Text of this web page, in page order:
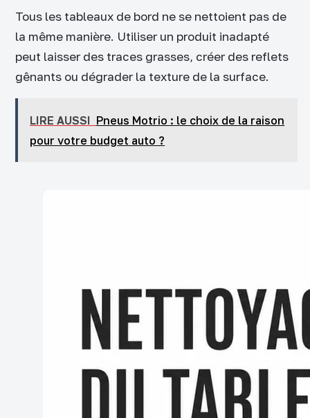
Tous les tableaux de bord ne se nettoient pas de
la même manière. Utiliser un produit inadapté
peut laisser des traces grasses, créer des reflets
gênants ou dégrader la texture de la surface.
LIRE AUSSI Pneus Motrio : le choix de la raison
pour votre budget auto ?